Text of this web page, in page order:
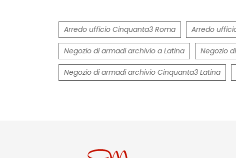
Arredo ufficio Cinquanta3 Roma Arredo
Negozio di armadi archivio a Latina Negozio
Negozio di armadi archivio Cinquanta3 Latina